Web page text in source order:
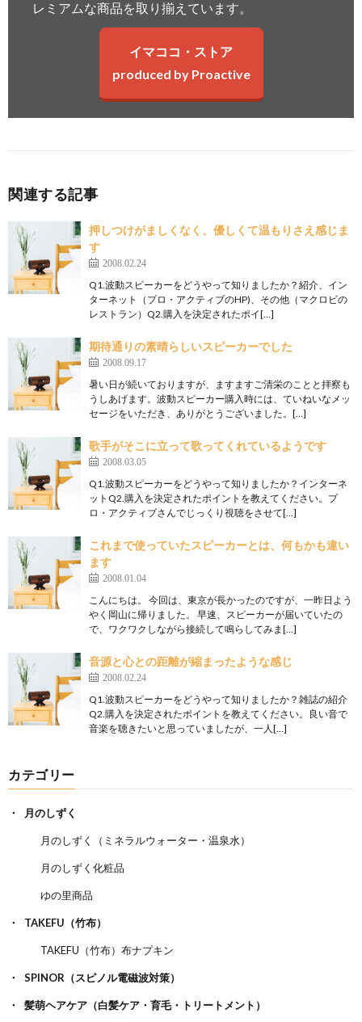
レミアムな商品を取り揃えています。
イマココ・ストア
produced by Proactive
関連する記事
押しつけがましくなく、優しくて温もりさえ感じま
す
2008.02.24
Q1.波動スピーカーをどうやって知りましたか？紹介、イン
ターネット（プロ・アクティブのHP)、その他（マクロビの
レストラン）Q2.購入を決定されたポイ[…]
期待通りの素晴らしいスピーカーでした
2008.09.17
暑い日が続いておりますが、ますますご清栄のことと拝察も
うしあげます。波動スピーカー購入時には、ていねいなメッ
セージをいただき、ありがとうございました。[…]
歌手がそこに立って歌ってくれているようです
2008.03.05
Q1.波動スピーカーをどうやって知りましたか？インターネ
ットQ2.購入を決定されたポイントを教えてください。プ
ロ・アクティブさんでじっくり視聴をさせて[…]
これまで使っていたスピーカーとは、何もかも違い
ます
2008.01.04
こんにちは。 今回は、東京が長かったのですが、一昨日よう
やく岡山に帰りました。 早速、スピーカーが届いていたの
で、ワクワクしながら接続して鳴らしてみま[…]
音源と心との距離が縮まったような感じ
2008.02.24
Q1.波動スピーカーをどうやって知りましたか？雑誌の紹介
Q2.購入を決定されたポイントを教えてください。良い音で
音楽を聴きたいと思っていましたが、一人[…]
カテゴリー
月のしずく
月のしずく（ミネラルウォーター・温泉水）
月のしずく化粧品
ゆの里商品
TAKEFU（竹布）
TAKEFU（竹布）布ナプキン
SPINOR（スピノル電磁波対策）
髪萌ヘアケア（白髪ケア・育毛・トリートメント）